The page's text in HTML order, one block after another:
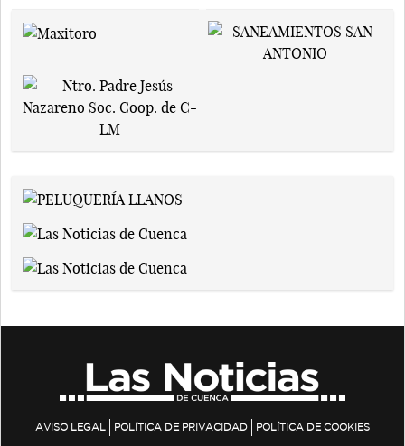
AVISO LEGAL POLÍTICA DE PRIVACIDAD POLÍTICA DE COOKIES